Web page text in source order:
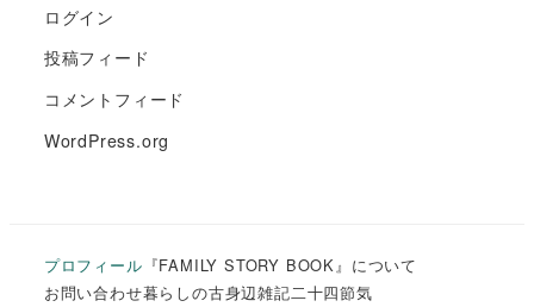
ログイン
投稿フィード
コメントフィード
WordPress.org
プロフィール 『FAMILY STORY BOOK』について
お問い合わせ暮らしの古身辺雑記二十四節気